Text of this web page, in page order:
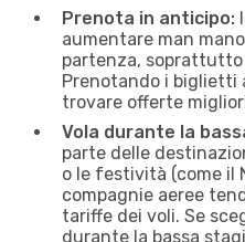
Prenota in anticipo:
aumentare man
partenza, soprattutto
Prenotando i biglietti
trovare offerte
Vola durante la
parte delle
o le festività (come il
compagnie aeree
tariffe dei voli. Se
durante la bassa